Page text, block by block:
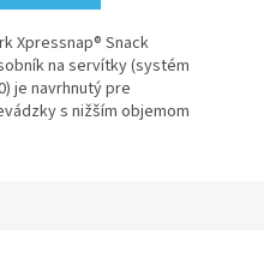
Xpressnap® Snack
na servítky (systém
je navrhnutý pre
s nižším objemom